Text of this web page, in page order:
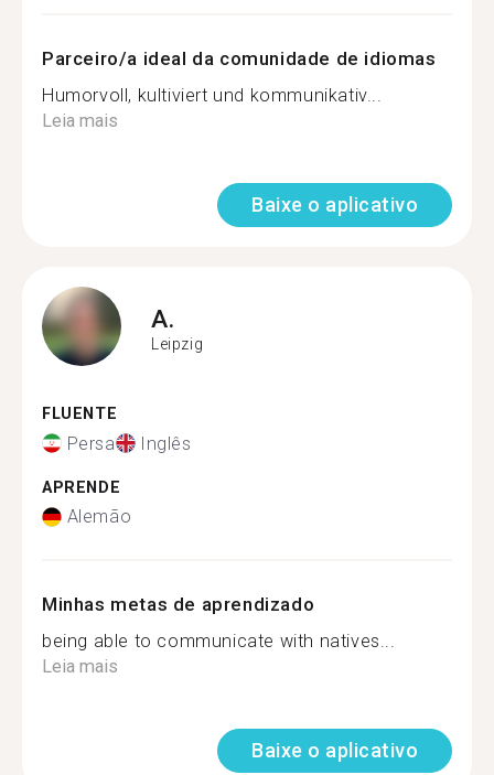
Parceiro/a ideal da comunidade de idiomas
Humorvoll, kultiviert und kommunikativ...
Leia mais
Baixe o aplicativo
A.
Leipzig
FLUENTE
Persa Inglês
APRENDE
Alemão
Minhas metas de aprendizado
being able to communicate with natives...
Leia mais
Baixe o aplicativo